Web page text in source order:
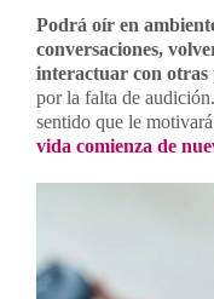
Podrá oír en
conversaciones,
interactuar con otras
por la falta de
sentido que le
vida comienza de